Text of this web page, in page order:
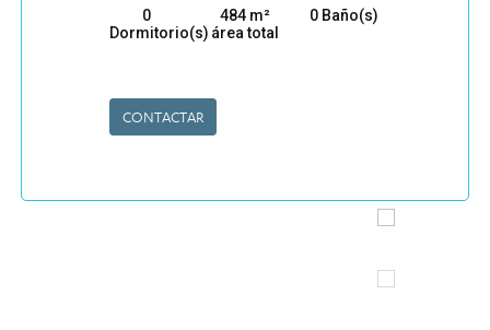
0
Dormitorio(s)
484 m²
área total
0 Baño(s)
CONTACTAR